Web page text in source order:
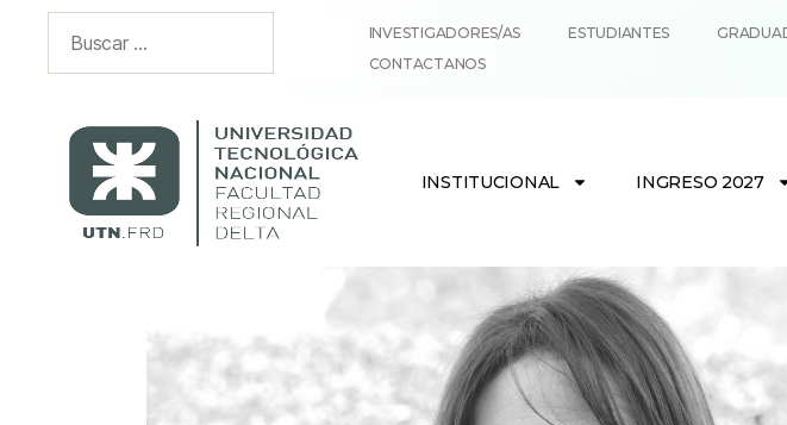
INVESTIGADORES/AS ESTUDIANTES
CONTACTANOS
INSTITUCIONAL INGRESO 2027